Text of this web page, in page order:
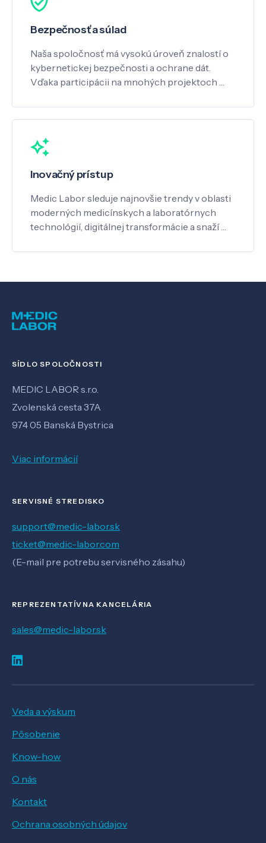
Bezpečnosť a súlad
Naša spoločnosť má vysokú úroveň znalostí o
kybernetickej bezpečnosti a ochrane dát.
Vďaka participácii na mnohých projektoch …
Inovačný prístup
Medic Labor sleduje najnovšie trendy v oblasti
moderných medicínskych a laboratórnych
technológií, digitálnej transformácie a snaží …
SÍDLO SPOLOČNOSTI
MEDIC LABOR s.r.o.
Zvolenská cesta 37A
974 05 Banská Bystrica
Viac informácií
SERVISNÉ STREDISKO
support@medic-labor.sk
ticket@medic-labor.com
(E-mail pre potrebu servisného zásahu)
REPREZENTATÍVNA KANCELÁRIA
sales@medic-labor.sk
Veda a výskum
Pôsobenie
Know-how
O nás
Kontakt
Ochrana osobných údajov